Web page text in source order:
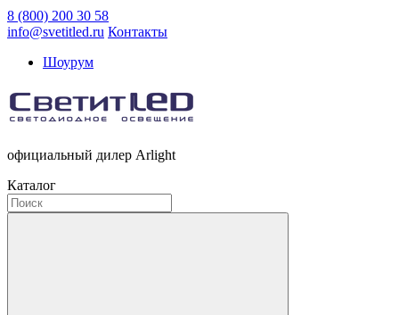
8 (800) 200 30 58
info@svetitled.ru Контакты
Шоурум
официальный дилер Arlight
Каталог